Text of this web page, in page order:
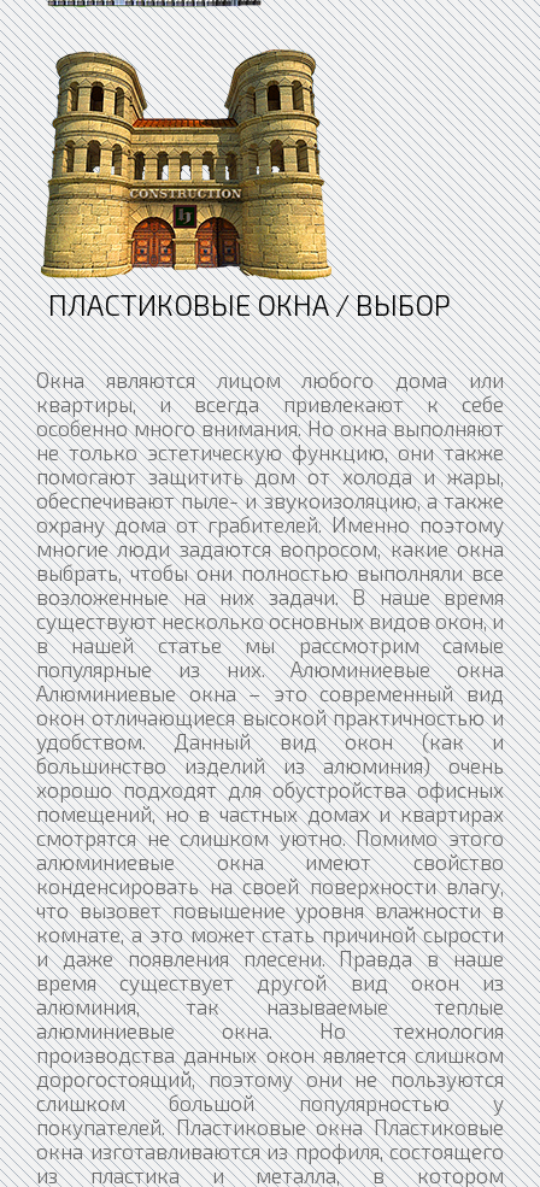
ПЛАСТИКОВЫЕ ОКНА / ВЫБОР
Окна являются лицом любого дома или
квартиры, и всегда привлекают к себе
особенно много внимания. Но окна выполняют
не только эстетическую функцию, они также
помогают защитить дом от холода и жары,
обеспечивают пыле- и звукоизоляцию, а также
охрану дома от грабителей. Именно поэтому
многие люди задаются вопросом, какие окна
выбрать, чтобы они полностью выполняли все
возложенные на них задачи. В наше время
существуют несколько основных видов окон, и
в нашей статье мы рассмотрим самые
популярные из них. Алюминиевые окна
Алюминиевые окна – это современный вид
окон отличающиеся высокой практичностью и
удобством. Данный вид окон (как и
большинство изделий из алюминия) очень
хорошо подходят для обустройства офисных
помещений, но в частных домах и квартирах
смотрятся не слишком уютно. Помимо этого
алюминиевые окна имеют свойство
конденсировать на своей поверхности влагу,
что вызовет повышение уровня влажности в
комнате, а это может стать причиной сырости
и даже появления плесени. Правда в наше
время существует другой вид окон из
алюминия, так называемые теплые
алюминиевые окна. Но технология
производства данных окон является слишком
дорогостоящий, поэтому они не пользуются
слишком большой популярностью у
покупателей. Пластиковые окна Пластиковые
окна изготавливаются из профиля, состоящего
из пластика и металла, в котором